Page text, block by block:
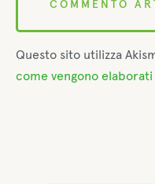
Questo sito utilizza
come vengono